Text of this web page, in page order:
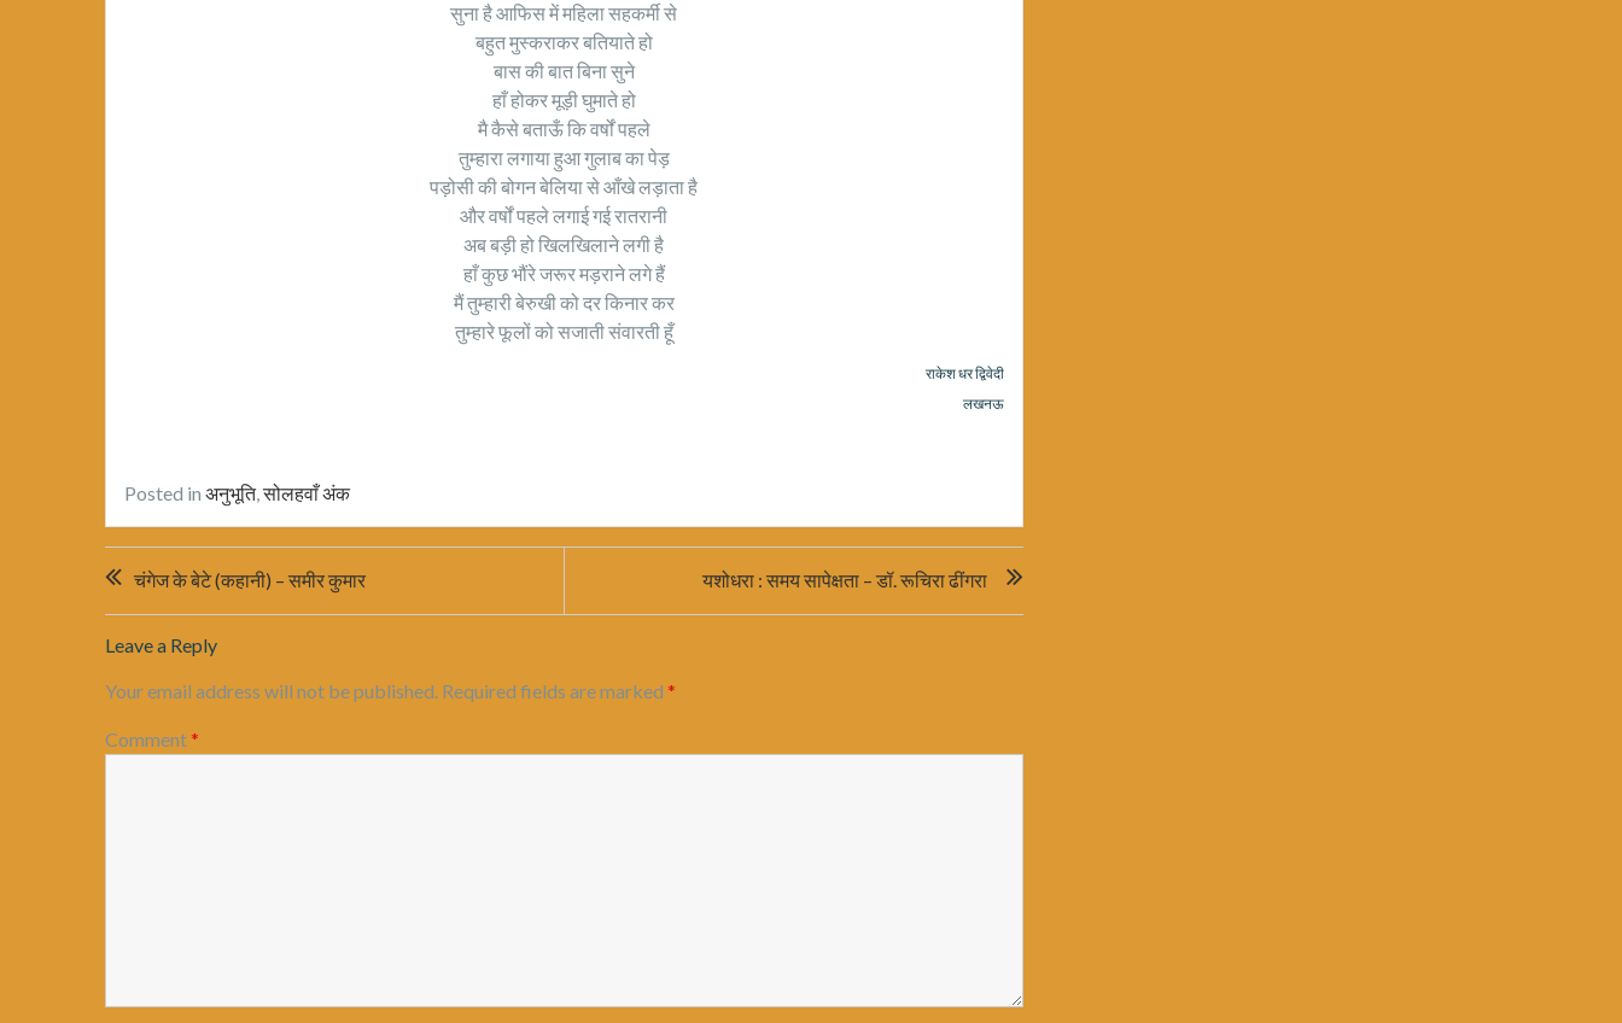
सुना है आफिस में महिला सहकर्मी से
बहुत मुस्कराकर बतियाते हो
बास की बात बिना सुने
हाँ होकर मूड़ी घुमाते हो
मै कैसे बताऊँ कि वर्षों पहले
तुम्हारा लगाया हुआ गुलाब का पेड़
पड़ोसी की बोगन बेलिया से आँखे लड़ाता है
और वर्षों पहले लगाई गई रातरानी
अब बड़ी हो खिलखिलाने लगी है
हाँ कुछ भौंरे जरूर मड़राने लगे हैं
मैं तुम्हारी बेरुखी को दर किनार कर
तुम्हारे फूलों को सजाती संवारती हूँ
राकेश धर द्विवेदी
लखनऊ
Posted in अनुभूति,सोलहवाँ अंक
Post
navigation
चंगेज के बेटे (कहानी) – समीर कुमार यशोधरा : समय सापेक्षता – डॉ. रूचिरा ढींगरा
Leave a Reply
Your email address will not be published. Required fields are marked *
Comment*